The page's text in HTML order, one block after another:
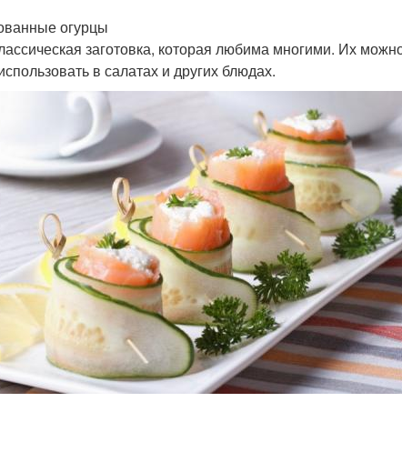
огурцы
заготовка, которая любима многими. Их
в салатах и других блюдах.